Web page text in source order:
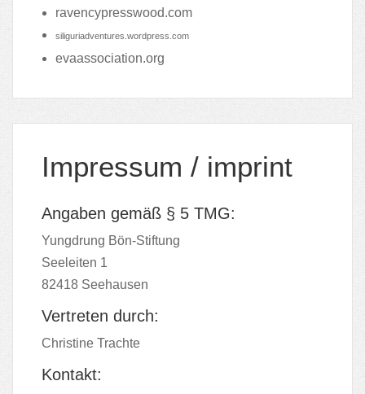
ravencypresswood.com
siliguriadventures.wordpress.com
evaassociation.org
Impressum / imprint
Angaben gemäß § 5 TMG:
Yungdrung Bön-Stiftung
Seeleiten 1
82418 Seehausen
Vertreten durch:
Christine Trachte
Kontakt: